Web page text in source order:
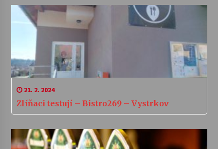
21. 2. 2024
Zlíňaci testují – Bistro269 – Vystrkov